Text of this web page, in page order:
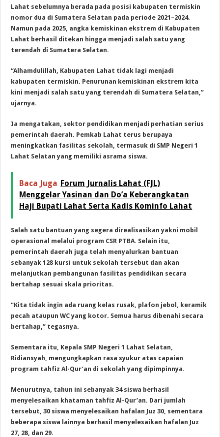
Lahat sebelumnya berada pada posisi kabupaten termiskin
nomor dua di Sumatera Selatan pada periode 2021–2024.
Namun pada 2025, angka kemiskinan ekstrem di Kabupaten
Lahat berhasil ditekan hingga menjadi salah satu yang
terendah di Sumatera Selatan.
“Alhamdulillah, Kabupaten Lahat tidak lagi menjadi
kabupaten termiskin. Penurunan kemiskinan ekstrem kita
kini menjadi salah satu yang terendah di Sumatera Selatan,”
ujarnya.
Ia mengatakan, sektor pendidikan menjadi perhatian serius
pemerintah daerah. Pemkab Lahat terus berupaya
meningkatkan fasilitas sekolah, termasuk di SMP Negeri 1
Lahat Selatan yang memiliki asrama siswa.
Baca Juga Forum Jurnalis Lahat (FJL)
Menggelar Yasinan dan Do’a Keberangkatan
Haji Bupati Lahat Serta Kadis Kominfo Lahat
Salah satu bantuan yang segera direalisasikan yakni mobil
operasional melalui program CSR PTBA. Selain itu,
pemerintah daerah juga telah menyalurkan bantuan
sebanyak 128 kursi untuk sekolah tersebut dan akan
melanjutkan pembangunan fasilitas pendidikan secara
bertahap sesuai skala prioritas.
“Kita tidak ingin ada ruang kelas rusak, plafon jebol, keramik
pecah ataupun WC yang kotor. Semua harus dibenahi secara
bertahap,” tegasnya.
Sementara itu, Kepala SMP Negeri 1 Lahat Selatan,
Ridiansyah, mengungkapkan rasa syukur atas capaian
program tahfiz Al-Qur’an di sekolah yang dipimpinnya.
Menurutnya, tahun ini sebanyak 34 siswa berhasil
menyelesaikan khataman tahfiz Al-Qur’an. Dari jumlah
tersebut, 30 siswa menyelesaikan hafalan Juz 30, sementara
beberapa siswa lainnya berhasil menyelesaikan hafalan Juz
27, 28, dan 29.